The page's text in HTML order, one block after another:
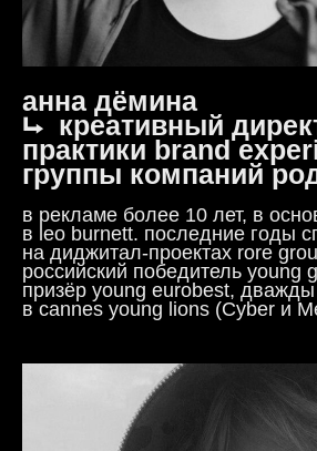
анна дёмина
⮡ креативный
практики brand
группы компаний
в рекламе более 10 лет, в
в leo burnett. последние годы
на диджитал-проектах rore
российский победитель young
призёр young eurobest, дважды
в cannes young lions (Cyber и